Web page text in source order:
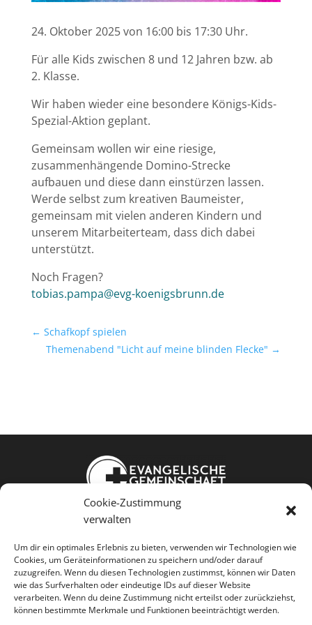
Cookie-Zustimmung
verwalten
Um dir ein optimales Erlebnis zu bieten, verwenden wir Technologien wie
Cookies, um Geräteinformationen zu speichern und/oder darauf
zuzugreifen. Wenn du diesen Technologien zustimmst, können wir Daten
wie das Surfverhalten oder eindeutige IDs auf dieser Website
verarbeiten. Wenn du deine Zustimmung nicht erteilst oder zurückziehst,
können bestimmte Merkmale und Funktionen beeinträchtigt werden.
24. Oktober 2025 von 16:00 bis 17:30 Uhr.
Für alle Kids zwischen 8 und 12 Jahren bzw. ab
2. Klasse.
Wir haben wieder eine besondere Königs-Kids-
Spezial-Aktion geplant.
Gemeinsam wollen wir eine riesige,
zusammenhängende Domino-Strecke
aufbauen und diese dann einstürzen lassen.
Werde selbst zum kreativen Baumeister,
gemeinsam mit vielen anderen Kindern und
unserem Mitarbeiterteam, dass dich dabei
unterstützt.
Noch Fragen?
tobias.pampa@evg-koenigsbrunn.de
← Schafkopf spielen
Themenabend "Licht auf meine blinden Flecke" →
Weißkopfstraße 24
Jesus kennen Gemeinschaft leben
Menschen dienen